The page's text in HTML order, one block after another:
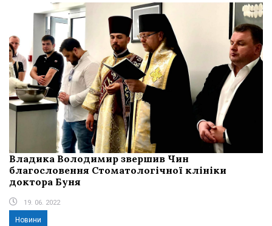
Владика Володимир звершив Чин
благословення Стоматологічної клініки
доктора Буня
19. 06. 2022
Новини